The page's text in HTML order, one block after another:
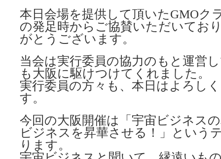
本日会場を提供して頂いたGMOク
の発足時からご協賛いただいてお
がとうございます。
当会は実行委員の協力のもと運営
も大阪に駆けつけてくれました。
実行委員の方々も、本日はよろし
す。
今回の大阪開催は「宇宙ビジネス
ビジネスを昇華させる！」という
ります。